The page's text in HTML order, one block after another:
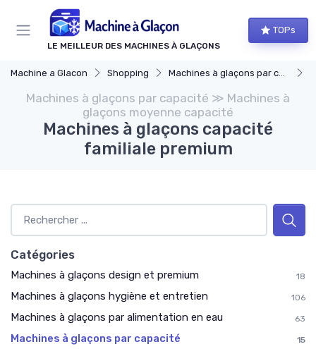
LE MEILLEUR DES MACHINES À GLAÇONS
TOPs
Machine a Glacon Shopping Machines à glaçons par capacité
Machines à glaçons par capacité ≫ Machines à
glaçons moyenne capacité
Machines à glaçons capacité
familiale premium
Catégories
Machines à glaçons design et premium 18
Machines à glaçons hygiène et entretien 106
Machines à glaçons par alimentation en eau 63
Machines à glaçons par capacité 15
Panneau de gestion des cookies